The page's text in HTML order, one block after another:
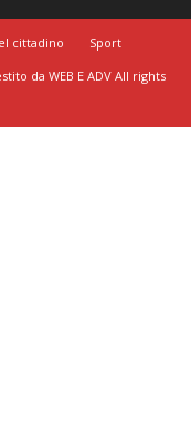
cittadino
Sport
da WEB E ADV All rights